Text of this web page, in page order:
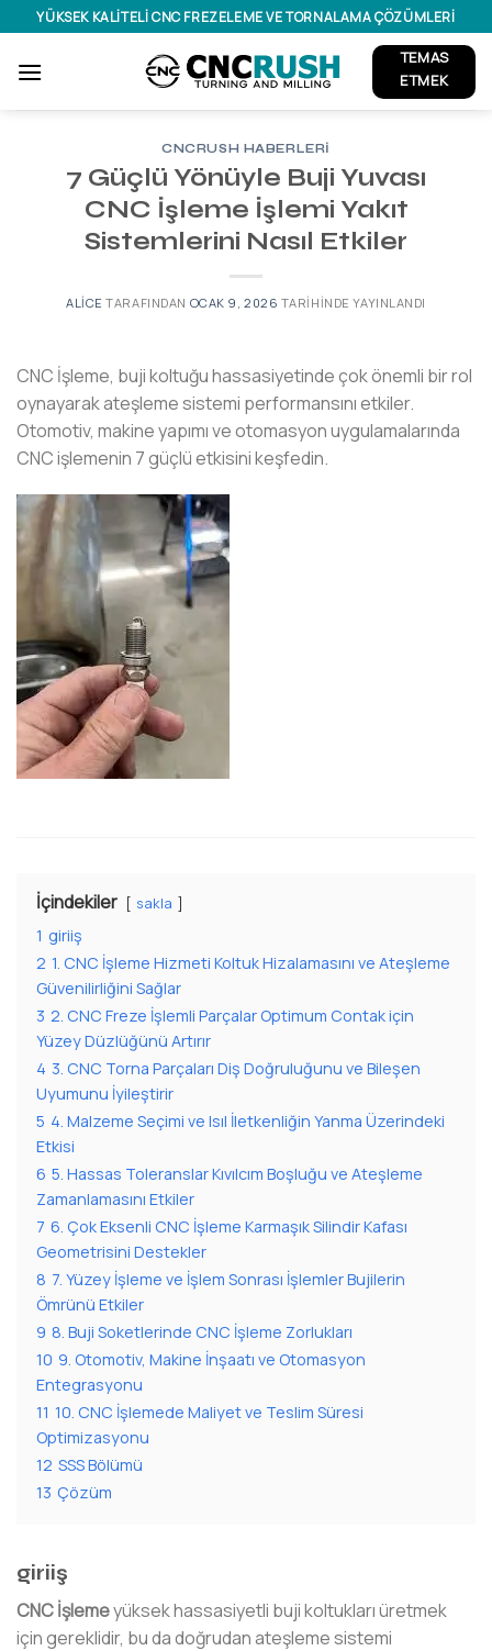
İçeriğe
atla
YÜKSEK KALITELI CNC FREZELEME VE TORNALAMA ÇÖZÜMLERI
TEMAS
ETMEK
CNCRUSH HABERLERI
7 Güçlü Yönüyle Buji Yuvası
CNC İşleme İşlemi Yakıt
Sistemlerini Nasıl Etkiler
ALICE TARAFINDAN OCAK 9, 2026 TARIHINDE YAYINLANDI
CNC İşleme, buji koltuğu hassasiyetinde çok önemli bir rol
oynayarak ateşleme sistemi performansını etkiler.
Otomotiv, makine yapımı ve otomasyon uygulamalarında
CNC işlemenin 7 güçlü etkisini keşfedin.
İçindekiler sakla
1 giriiş
2 1. CNC İşleme Hizmeti Koltuk Hizalamasını ve Ateşleme
Güvenilirliğini Sağlar
3 2. CNC Freze İşlemli Parçalar Optimum Contak için
Yüzey Düzlüğünü Artırır
4 3. CNC Torna Parçaları Diş Doğruluğunu ve Bileşen
Uyumunu İyileştirir
5 4. Malzeme Seçimi ve Isıl İletkenliğin Yanma Üzerindeki
Etkisi
6 5. Hassas Toleranslar Kıvılcım Boşluğu ve Ateşleme
Zamanlamasını Etkiler
7 6. Çok Eksenli CNC İşleme Karmaşık Silindir Kafası
Geometrisini Destekler
8 7. Yüzey İşleme ve İşlem Sonrası İşlemler Bujilerin
Ömrünü Etkiler
9 8. Buji Soketlerinde CNC İşleme Zorlukları
10 9. Otomotiv, Makine İnşaatı ve Otomasyon
Entegrasyonu
11 10. CNC İşlemede Maliyet ve Teslim Süresi
Optimizasyonu
12 SSS Bölümü
13 Çözüm
giriiş
CNC İşlemeyüksek hassasiyetli buji koltukları üretmek
için gereklidir, bu da doğrudan ateşleme sistemi